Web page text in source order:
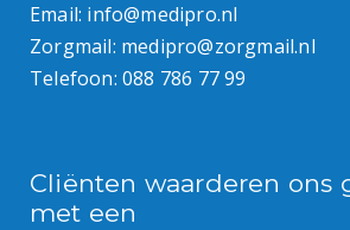
Email: info@medipro.nl
Zorgmail: medipro@zorgmail.nl
Telefoon: 088 786 77 99
Cliënten waarderen ons
met een